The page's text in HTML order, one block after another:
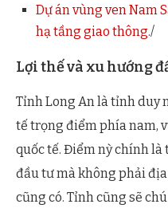
Dự án vùng ven Nam
hạ tầng giao thông./
Lợi thế và xu hướng
Tỉnh Long An là tỉnh duy
tế trọng điểm phía nam,
quốc tế. Điểm nỳ chính
đầu tư mà không phải
cũng có. Tỉnh cũng sẽ